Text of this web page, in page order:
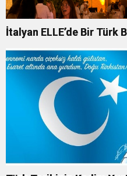
İtalyan ELLE’de Bir Türk